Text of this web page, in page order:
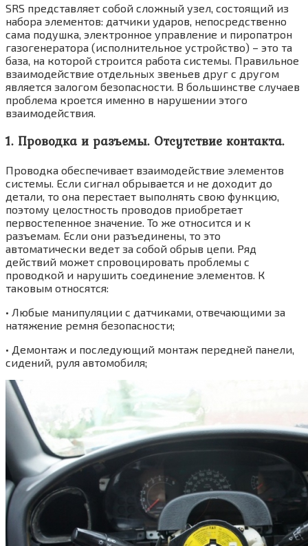
SRS представляет собой сложный узел, состоящий из
набора элементов: датчики ударов, непосредственно
сама подушка, электронное управление и пиропатрон
газогенератора (исполнительное устройство) – это та
база, на которой строится работа системы. Правильное
взаимодействие отдельных звеньев друг с другом
является залогом безопасности. В большинстве случаев
проблема кроется именно в нарушении этого
взаимодействия.
1. Проводка и разъемы. Отсутствие контакта.
Проводка обеспечивает взаимодействие элементов
системы. Если сигнал обрывается и не доходит до
детали, то она перестает выполнять свою функцию,
поэтому целостность проводов приобретает
первостепенное значение. То же относится и к
разъемам. Если они разъединены, то это
автоматически ведет за собой обрыв цепи. Ряд
действий может спровоцировать проблемы с
проводкой и нарушить соединение элементов. К
таковым относятся:
• Любые манипуляции с датчиками, отвечающими за
натяжение ремня безопасности;
• Демонтаж и последующий монтаж передней панели,
сидений, руля автомобиля;